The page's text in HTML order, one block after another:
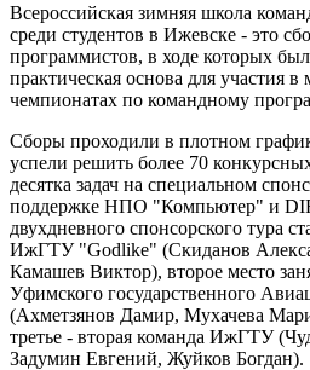
Всероссийская зимняя школа
среди студентов в Ижевске - это
программистов, в ходе которых
практическая основа для участия
чемпионатах по командному
Сборы проходили в плотном
успели решить более 70
десятка задач на специальном
поддержке НПО "Компьютер" и
двухдневного спонсорского тура
ИжГТУ "Godlike" (Скиданов
Камашев Виктор), второе место
Уфимского государственного
(Ахметзянов Дамир, Мухачева
третье - вторая команда ИжГТУ
Задумин Евгений, Жуйков Богдан).